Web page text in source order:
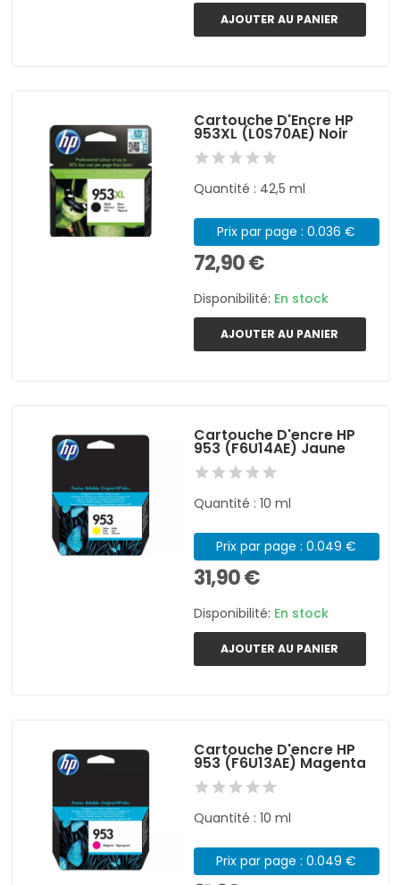
AJOUTER AU PANIER
Cartouche D'Encre HP
953XL (L0S70AE) Noir
Quantité : 42,5 ml
Prix par page : 0.036 €
72,90 €
Disponibilité: En stock
AJOUTER AU PANIER
Cartouche D'encre HP
953 (F6U14AE) Jaune
Quantité : 10 ml
Prix par page : 0.049 €
31,90 €
Disponibilité: En stock
AJOUTER AU PANIER
Cartouche D'encre HP
953 (F6U13AE) Magenta
Quantité : 10 ml
Prix par page : 0.049 €